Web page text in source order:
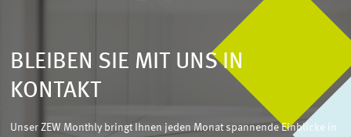
BLEIBEN SIE MIT UNS IN
KONTAKT
Unser ZEW Monthly bringt Ihnen jeden Monat spannende Einblicke in